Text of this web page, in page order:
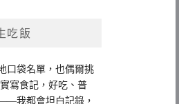
吃飯
口袋名單，也偶爾挑
寫食記，好吃、普
我都會坦白記錄，